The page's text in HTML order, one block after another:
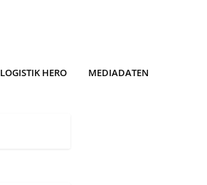
LOGISTIK HERO MEDIADATEN